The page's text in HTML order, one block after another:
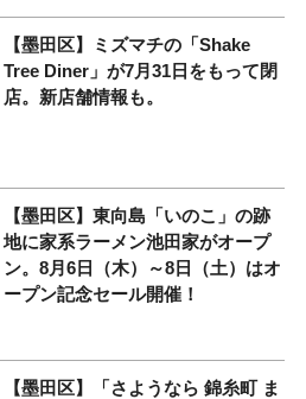
【墨田区】ミズマチの「Shake
Tree Diner」が7月31日をもって閉
店。新店舗情報も。
【墨田区】東向島「いのこ」の跡
地に家系ラーメン池田家がオープ
ン。8月6日（木）～8日（土）はオ
ープン記念セール開催！
【墨田区】「さようなら 錦糸町 ま